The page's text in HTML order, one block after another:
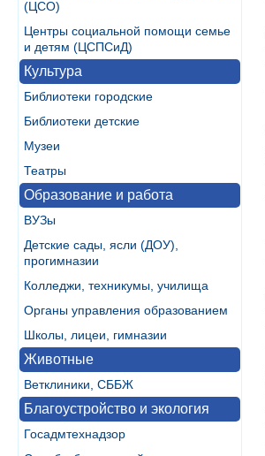
(ЦСО)
Центры социальной помощи семье
и детям (ЦСПСиД)
Культура
Библиотеки городские
Библиотеки детские
Музеи
Театры
Образование и работа
ВУЗы
Детские сады, ясли (ДОУ),
прогимназии
Колледжи, техникумы, училища
Органы управления образованием
Школы, лицеи, гимназии
Животные
Ветклиники, СББЖ
Благоустройство и экология
Госадмтехнадзор